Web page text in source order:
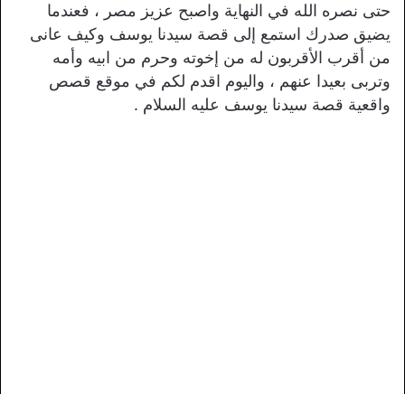
حتى نصره الله في النهاية واصبح عزيز مصر ، فعندما
يضيق صدرك استمع إلى قصة سيدنا يوسف وكيف عانى
من أقرب الأقربون له من إخوته وحرم من ابيه وأمه
وتربى بعيدا عنهم ، واليوم اقدم لكم في موقع قصص
واقعية قصة سيدنا يوسف عليه السلام .